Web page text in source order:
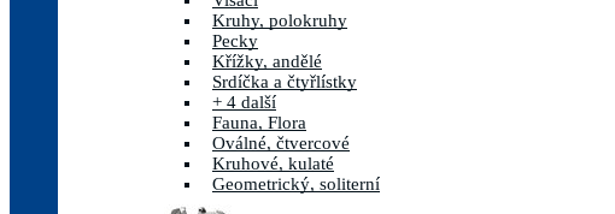
Kruhy, polokruhy
Pecky
Křížky, andělé
Srdíčka a čtyřlístky
+ 4 další
Fauna, Flora
Oválné, čtvercové
Kruhové, kulaté
Geometrický, soliterní